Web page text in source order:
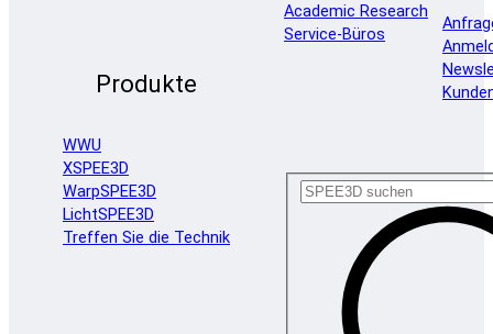
Produkte
WWU
XSPEE3D
WarpSPEE3D
LichtSPEE3D
Treffen Sie die Technik
Academic Research
Service-Büros